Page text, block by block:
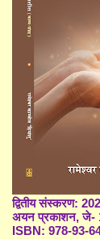
द्वितीय संस्करण:
अयन प्रकाशन, जे-
ISBN: 978-93-